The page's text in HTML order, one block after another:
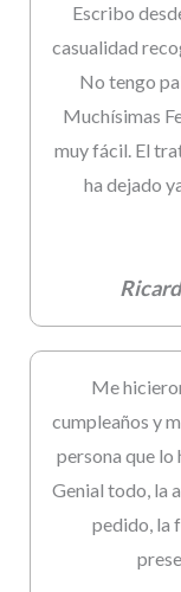
Escribo
casualidad
No tengo
Muchísimas
muy fácil. El
ha dejado
Me
cumpleaños y
persona que lo
Genial todo, la
pedido, la